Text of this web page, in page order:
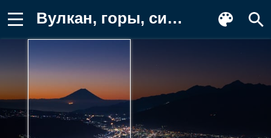
Вулкан, горы, силуэты Картинка